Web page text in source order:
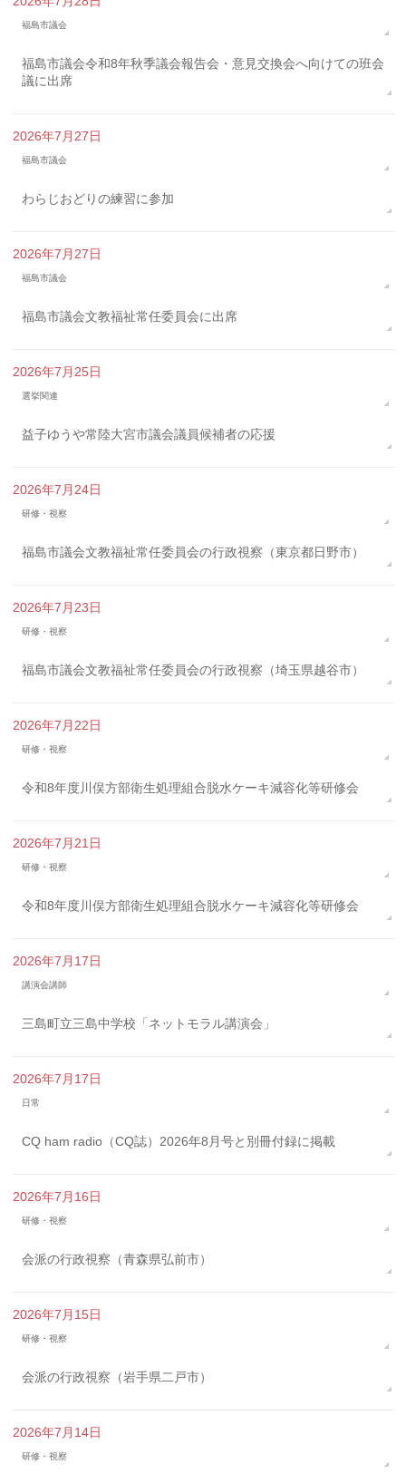
福島市議会
福島市議会令和8年秋季議会報告会・意見交換会へ向けての班会
議に出席
2026年7月27日
福島市議会
わらじおどりの練習に参加
2026年7月27日
福島市議会
福島市議会文教福祉常任委員会に出席
2026年7月25日
選挙関連
益子ゆうや常陸大宮市議会議員候補者の応援
2026年7月24日
研修・視察
福島市議会文教福祉常任委員会の行政視察（東京都日野市）
2026年7月23日
研修・視察
福島市議会文教福祉常任委員会の行政視察（埼玉県越谷市）
2026年7月22日
研修・視察
令和8年度川俣方部衛生処理組合脱水ケーキ減容化等研修会
2026年7月21日
研修・視察
令和8年度川俣方部衛生処理組合脱水ケーキ減容化等研修会
2026年7月17日
講演会講師
三島町立三島中学校「ネットモラル講演会」
2026年7月17日
日常
CQ ham radio（CQ誌）2026年8月号と別冊付録に掲載
2026年7月16日
研修・視察
会派の行政視察（青森県弘前市）
2026年7月15日
研修・視察
会派の行政視察（岩手県二戸市）
2026年7月14日
研修・視察